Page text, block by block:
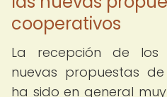
cooperativos
La recepción de los
nuevas propuestas
ha sido en general